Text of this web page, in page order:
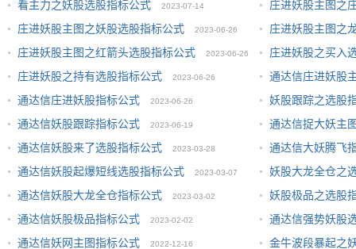
看主力之妖股选股指标公式
2023-07-14
庄进妖股主图之
庄进妖股主图之妖股选股指标公式
2023-06-26
庄进妖股主图之
庄进妖股主图之红箭头选股指标公式
2023-06-26
庄进妖股之买入
庄进妖股之持有选股指标公式
2023-06-26
通达信庄进妖股
通达信庄进妖股指标公式
2023-06-26
妖股跟踪之选股
通达信妖股跟踪指标公式
2023-06-19
通达信捉大妖主
通达信妖股来了选股指标公式
2023-03-28
通达信大妖腾飞
通达信妖股起爆短线选股指标公式
2023-03-07
妖股大龙全仓之
通达信妖股大龙全仓指标公式
2023-03-02
妖股极品之选股
通达信妖股极品指标公式
2023-02-02
通达信强势妖股
通达信妖网主图指标公式
2022-12-16
金牛波段暴起之